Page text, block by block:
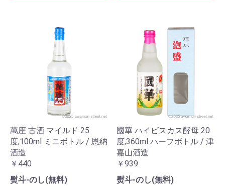
萬座 古酒 マイルド 25
度,100ml ミニボトル / 恩納
酒造
￥440
熨斗-のし(無料)
國華 ハイビスカス酵母 20
度,360ml ハーフボトル / 津
嘉山酒造
￥939
熨斗-のし(無料)